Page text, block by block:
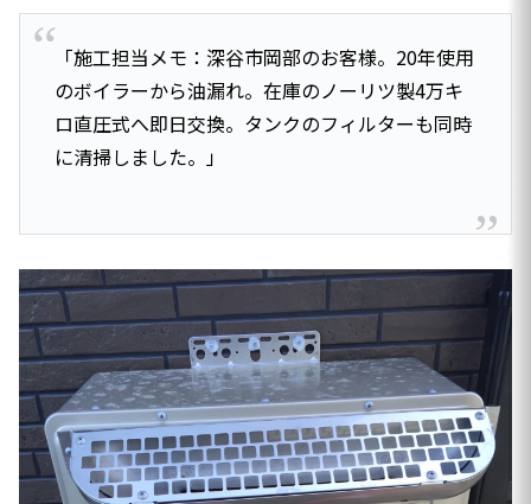
「施工担当メモ：深谷市岡部のお客様。20年使用
のボイラーから油漏れ。在庫のノーリツ製4万キ
ロ直圧式へ即日交換。タンクのフィルターも同時
に清掃しました。」